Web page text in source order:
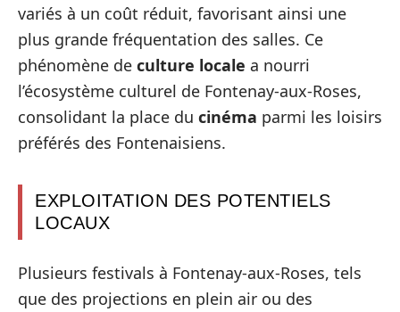
variés à un coût réduit, favorisant ainsi une
plus grande fréquentation des salles. Ce
phénomène de culture locale a nourri
l’écosystème culturel de Fontenay-aux-Roses,
consolidant la place du cinéma parmi les loisirs
préférés des Fontenaisiens.
EXPLOITATION DES POTENTIELS
LOCAUX
Plusieurs festivals à Fontenay-aux-Roses, tels
que des projections en plein air ou des